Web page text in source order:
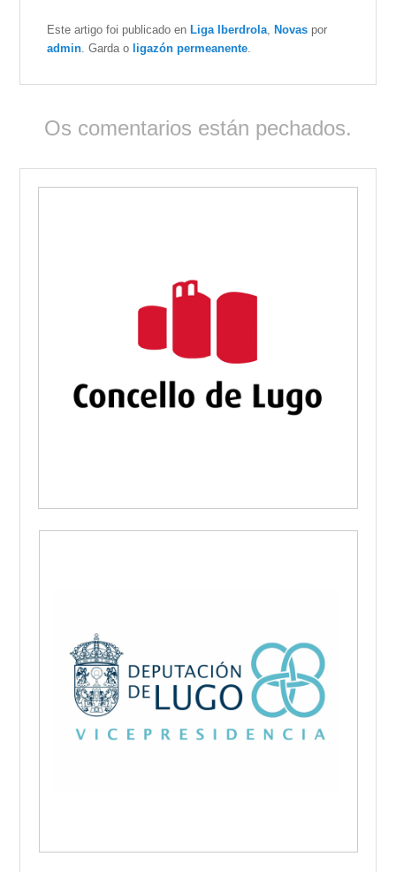
Este artigo foi publicado enLiga Iberdrola ,Novas por
admin . Garda o ligazón permeanente
Os comentarios están pechados.